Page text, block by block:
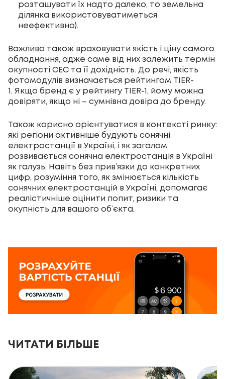
розташувати їх надто далеко, то земельна
ділянка використовуватиметься
неефективно).
Важливо також враховувати якість і ціну самого
обладнання, адже саме від них залежить термін
окупності СЕС та її дохідність. До речі, якість
фотомодулів визначається рейтингом TIER-
1. Якщо бренд є у рейтингу TIER-1, йому можна
довіряти, якщо ні – сумнівна довіра до бренду.
Також корисно орієнтуватися в контексті ринку:
які регіони активніше будують сонячні
електростанції в Україні, і як загалом
розвивається сонячна електростанція в Україні
як галузь. Навіть без прив’язки до конкретних
цифр, розуміння того, як змінюється кількість
сонячних електростанцій в Україні, допомагає
реалістичніше оцінити попит, ризики та
окупність для вашого об’єкта.
ЧИТАТИ БІЛЬШЕ